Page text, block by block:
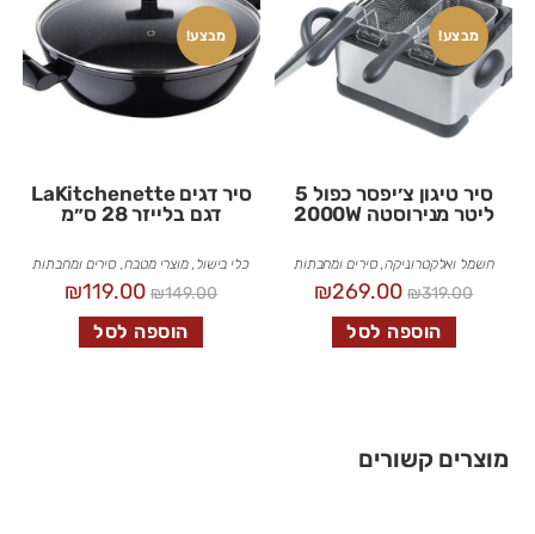
מבצע!
סיר טיגון צ׳יפסר כפול 5
ליטר מנירוסטה 2000W
חשמל ואלקטרוניקה,סירים ומחבתות
₪319.00
₪269.00
הוספה לסל
מבצע!
סיר דגים LaKitchenette
דגם בלייזר 28 ס״מ
כלי בישול, מוצרי מטבח, סירים ומחבתות
₪149.00
₪119.00
הוספה לסל
מוצרים קשורים